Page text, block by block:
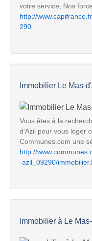
votre service; Nos
http://
290
Immobilier Le Mas-
Vous êtes à la
d'Azil pour vous loger
Communes.com une
http://
-azil_09290/
Immobilier à Le